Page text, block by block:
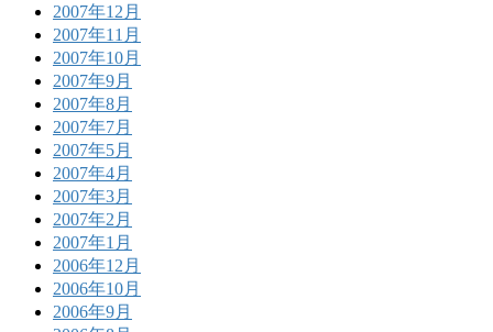
2007年12月
2007年11月
2007年10月
2007年9月
2007年8月
2007年7月
2007年5月
2007年4月
2007年3月
2007年2月
2007年1月
2006年12月
2006年10月
2006年9月